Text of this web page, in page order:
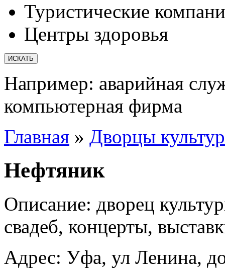
Туристические
Центры здоровья
Например: аварийная
компьютерная фирма
Главная » Дворцы
Нефтяник
Описание: дворец
свадеб, концерты,
Адрес: Уфа, ул Ленина,